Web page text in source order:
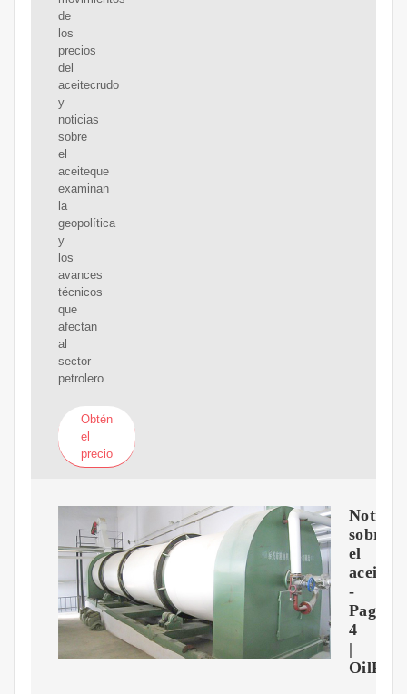
de
los
precios
del
aceitecrudo
y
noticias
sobre
el
aceiteque
examinan
la
geopolítica
y
los
avances
técnicos
que
afectan
al
sector
petrolero.
Obtén
el
precio
sobre
el
-
Page
4
|